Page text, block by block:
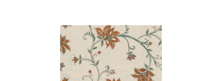
Es un papel pintado de inspiracion floral.